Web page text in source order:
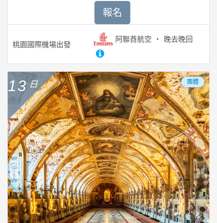
桃園國際機場出發
阿聯酋航空 晚去晚回
報名
13 團體